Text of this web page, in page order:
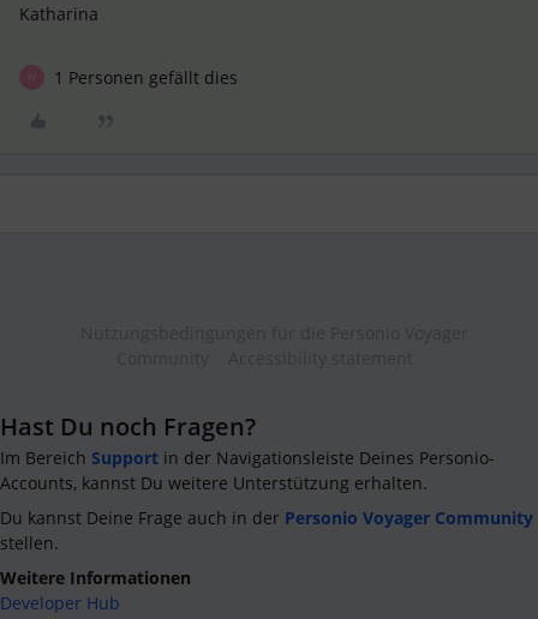
Katharina
W 1 Personen gefällt dies
Hast Du noch Fragen?
Im Bereich Support in der Navigationsleiste Deines Personio-
Accounts, kannst Du weitere Unterstützung erhalten.
Du kannst Deine Frage auch in der Personio Voyager Community
stellen.
Weitere Informationen
Developer Hub